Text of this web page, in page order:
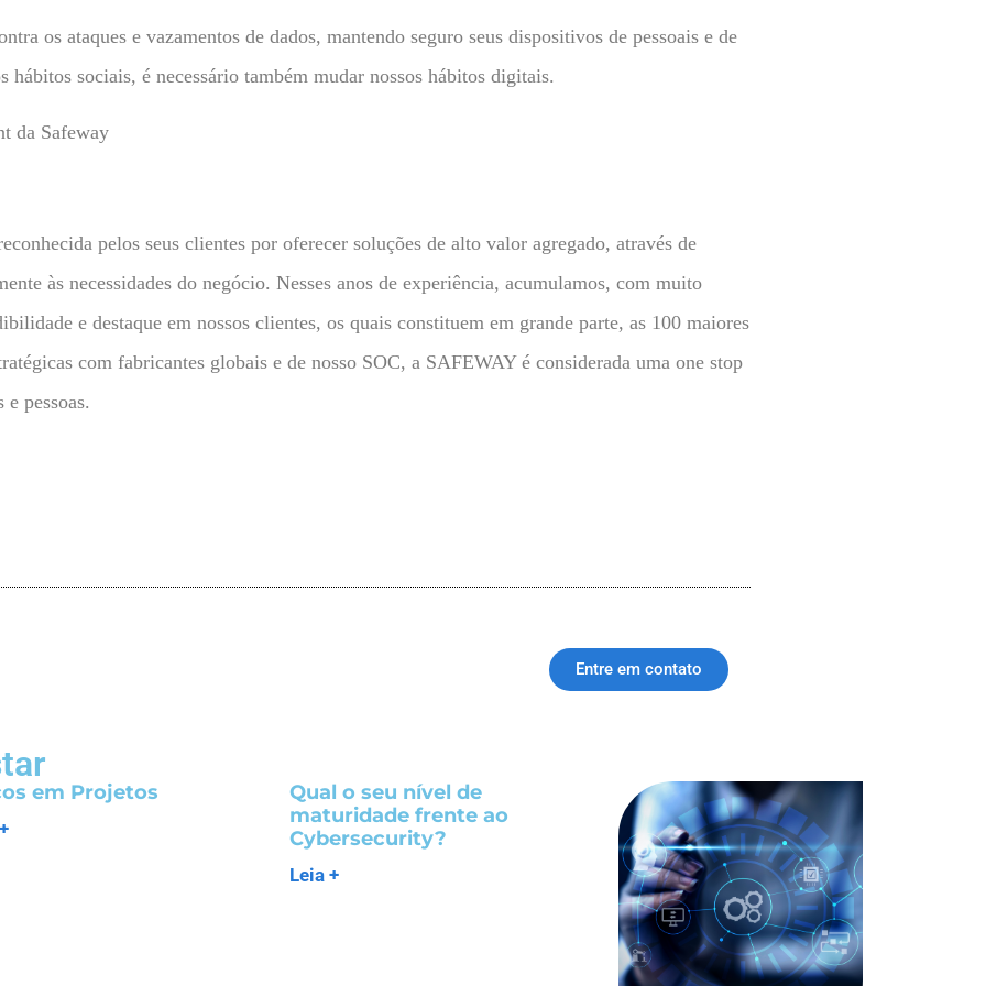
os ataques e vazamentos de dados, mantendo seguro seus dispositivos de pessoais e de
sociais, é necessário também mudar nossos hábitos digitais.
da Safeway
pelos seus clientes por oferecer soluções de alto valor agregado, através de
às necessidades do negócio. Nesses anos de experiência, acumulamos, com muito
e destaque em nossos clientes, os quais constituem em grande parte, as 100 maiores
com fabricantes globais e de nosso SOC, a SAFEWAY é considerada uma one stop
pessoas.
Entre em contato
em Projetos
Qual o seu nível de
maturidade frente ao
Cybersecurity?
Leia +